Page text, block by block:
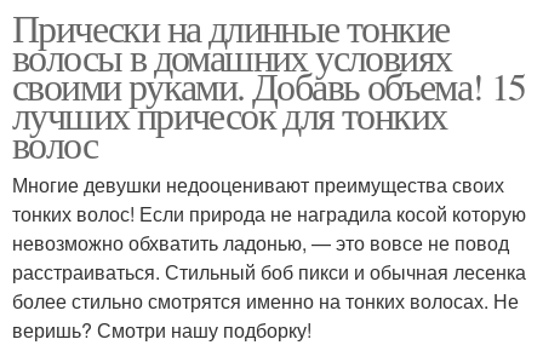
Прически на длинные тонкие
волосы в домашних условиях
своими руками. Добавь объема! 15
лучших причесок для тонких
волос
Многие девушки недооценивают преимущества своих
тонких волос! Если природа не наградила косой которую
невозможно обхватить ладонью, — это вовсе не повод
расстраиваться. Стильный боб пикси и обычная лесенка
более стильно смотрятся именно на тонких волосах. Не
веришь? Смотри нашу подборку!